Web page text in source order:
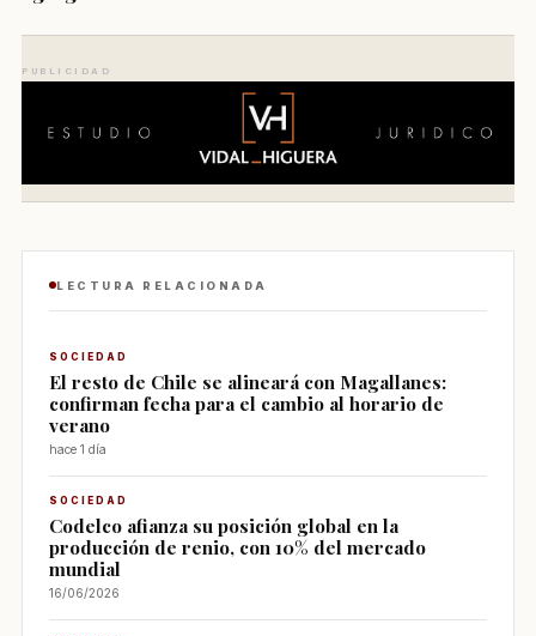
PUBLICIDAD
LECTURA RELACIONADA
SOCIEDAD
El resto de Chile se alineará con Magallanes:
confirman fecha para el cambio al horario de
verano
hace 1 día
SOCIEDAD
Codelco afianza su posición global en la
producción de renio, con 10% del mercado
mundial
16/06/2026